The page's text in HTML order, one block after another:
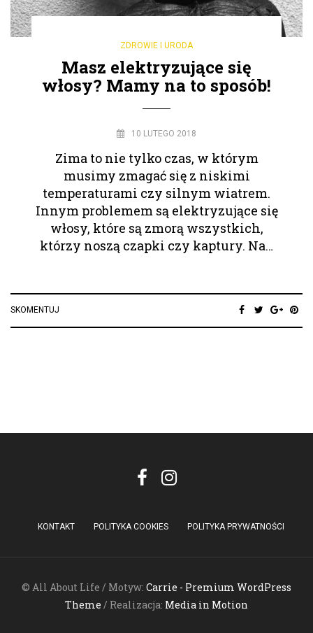
ZDROWIE I URODA
Masz elektryzujące się
włosy? Mamy na to sposób!
10 LUTEGO 2018
Zima to nie tylko czas, w którym
musimy zmagać się z niskimi
temperaturami czy silnym wiatrem.
Innym problemem są elektryzujące się
włosy, które są zmorą wszystkich,
którzy noszą czapki czy kaptury. Na…
SKOMENTUJ
KONTAKT POLITYKA COOKIES POLITYKA PRYWATNOŚCI
© All About Life / Motyw: Carrie - Premium WordPress
Theme / Realizacja: Media in Motion